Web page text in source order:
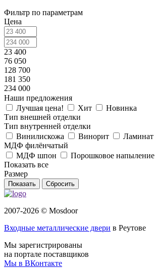
Фильтр по параметрам
Цена
23 400
76 050
128 700
181 350
234 000
Наши предложения
Лучшая цена!
Хит
Новинка
Тип внешней отделки
Тип внутренней отделки
Винилискожа
Винорит Ламинат
МДФ филёнчатый
МДФ шпон
Порошковое напыление
Показать все
Размер
Сбросить
2007-2026 © Mosdoor
Входные металлические двери в Реутове
Мы зарегистрированы
на портале поставщиков
Мы в ВКонтакте